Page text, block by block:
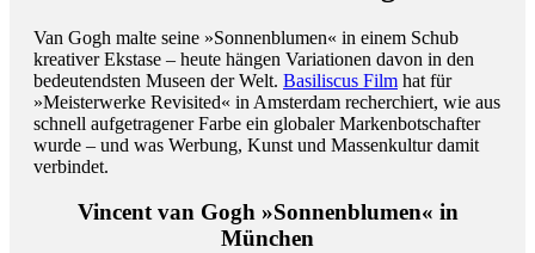
Van Gogh malte seine »Sonnenblumen« in einem Schub
kreativer Ekstase – heute hängen Variationen davon in den
bedeutendsten Museen der Welt. Basiliscus Film hat für
»Meisterwerke Revisited« in Amsterdam recherchiert, wie aus
schnell aufgetragener Farbe ein globaler Markenbotschafter
wurde – und was Werbung, Kunst und Massenkultur damit
verbindet.
Vincent van Gogh »Sonnenblumen« in
München